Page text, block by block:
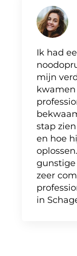
Ik had
mijn
stap
en hoe
gunstige
zeer
in